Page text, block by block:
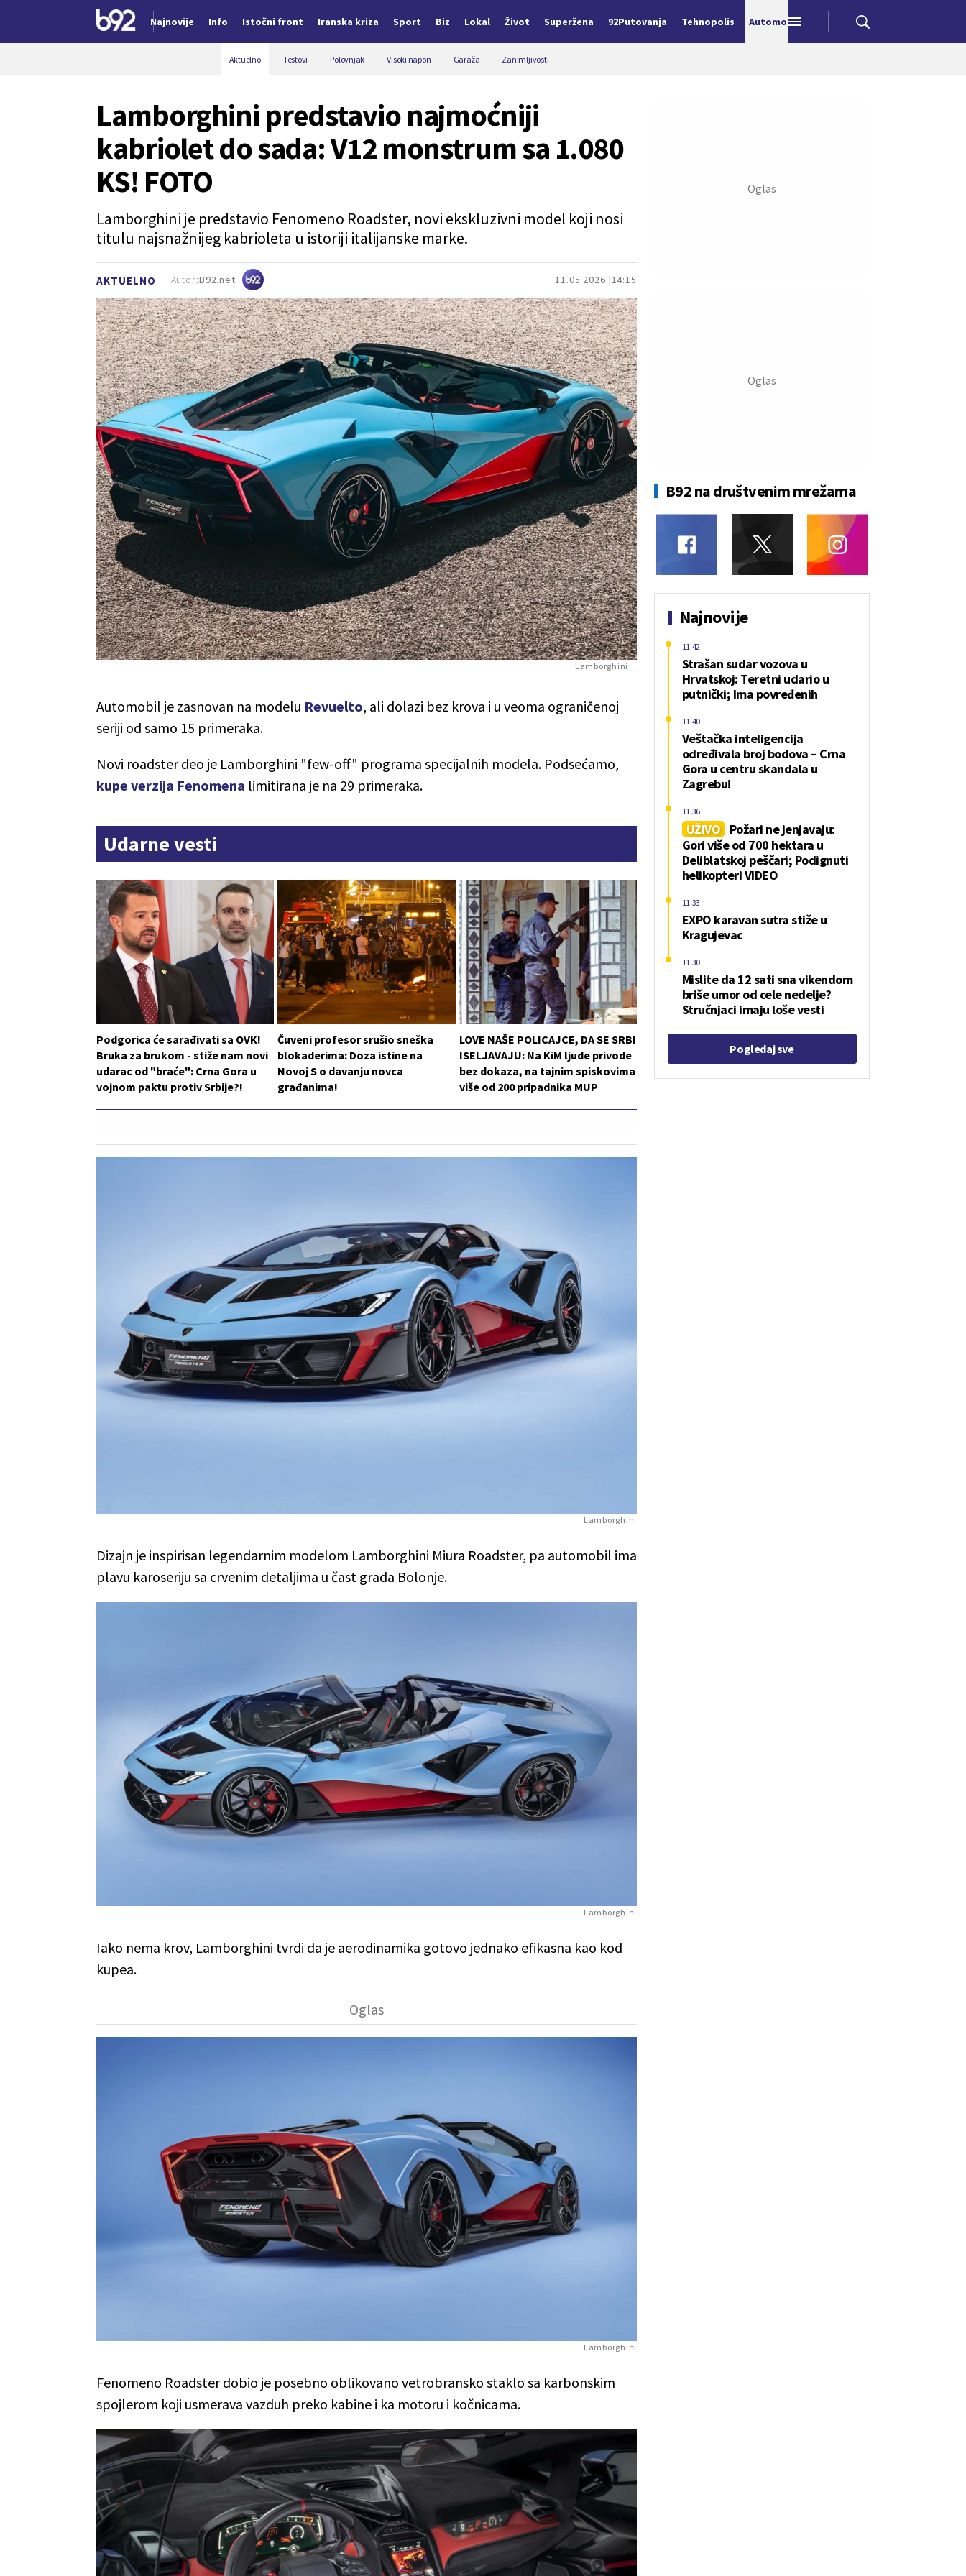
Najnovije Info Istočni front Iranska kriza Sport Biz Lokal Život Superžena 92Putovanja Tehnopolis Automobili
Aktuelno Testovi Polovnjak Visoki napon Garaža Zanimljivosti
AKTUELNO 11.05.2026. 14:15
Lamborghini predstavio najmoćniji
kabriolet do sada: V12 monstrum sa 1.080
KS! FOTO
Lamborghini je predstavio Fenomeno Roadster, novi ekskluzivni model koji nosi
titulu najsnažnijeg kabrioleta u istoriji italijanske marke.
Autor:B92.net
Lamborghini
Automobil je zasnovan na modelu Revuelto, ali dolazi bez krova i u veoma ograničenoj
seriji od samo 15 primeraka.
Novi roadster deo je Lamborghini "few-off" programa specijalnih modela. Podsećamo,
kupe verzija Fenomena limitirana je na 29 primeraka.
Udarne vesti
Podgorica će sarađivati sa OVK!
Bruka za brukom - stiže nam novi
udarac od "braće": Crna Gora u
vojnom paktu protiv Srbije?!
Čuveni profesor srušio sneška
blokaderima: Doza istine na
Novoj S o davanju novca
građanima!
LOVE NAŠE POLICAJCE, DA SE SRBI
ISELJAVAJU: Na KiM ljude privode
bez dokaza, na tajnim spiskovima
više od 200 pripadnika MUP
Lamborghini
Dizajn je inspirisan legendarnim modelom Lamborghini Miura Roadster, pa automobil ima
plavu karoseriju sa crvenim detaljima u čast grada Bolonje.
Lamborghini
Iako nema krov, Lamborghini tvrdi da je aerodinamika gotovo jednako efikasna kao kod
kupea.
Lamborghini
Fenomeno Roadster dobio je posebno oblikovano vetrobransko staklo sa karbonskim
spojlerom koji usmerava vazduh preko kabine i ka motoru i kočnicama.
B92 na društvenim mrežama
Najnovije
Strašan sudar vozova u
Hrvatskoj: Teretni udario u
putnički; Ima povređenih
11:42
Veštačka inteligencija
određivala broj bodova – Crna
Gora u centru skandala u
Zagrebu!
11:40
UŽIVO
Požari ne jenjavaju:
Gori više od 700 hektara u
Deliblatskoj peščari; Podignuti
helikopteri VIDEO
11:36
EXPO karavan sutra stiže u
Kragujevac
11:33
Mislite da 12 sati sna vikendom
briše umor od cele nedelje?
Stručnjaci imaju loše vesti
11:30
Pogledaj sve